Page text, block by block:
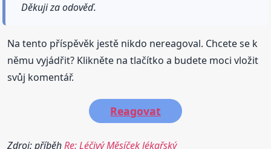
Děkuji za odověď.
Na tento příspěvěk jestě nikdo nereagoval. Chcete se k
němu vyjádřit? Klikněte na tlačítko a budete moci vložit
svůj komentář.
Reagovat
Zdroj: příběhRe: Léčivý Měsíček lékařský